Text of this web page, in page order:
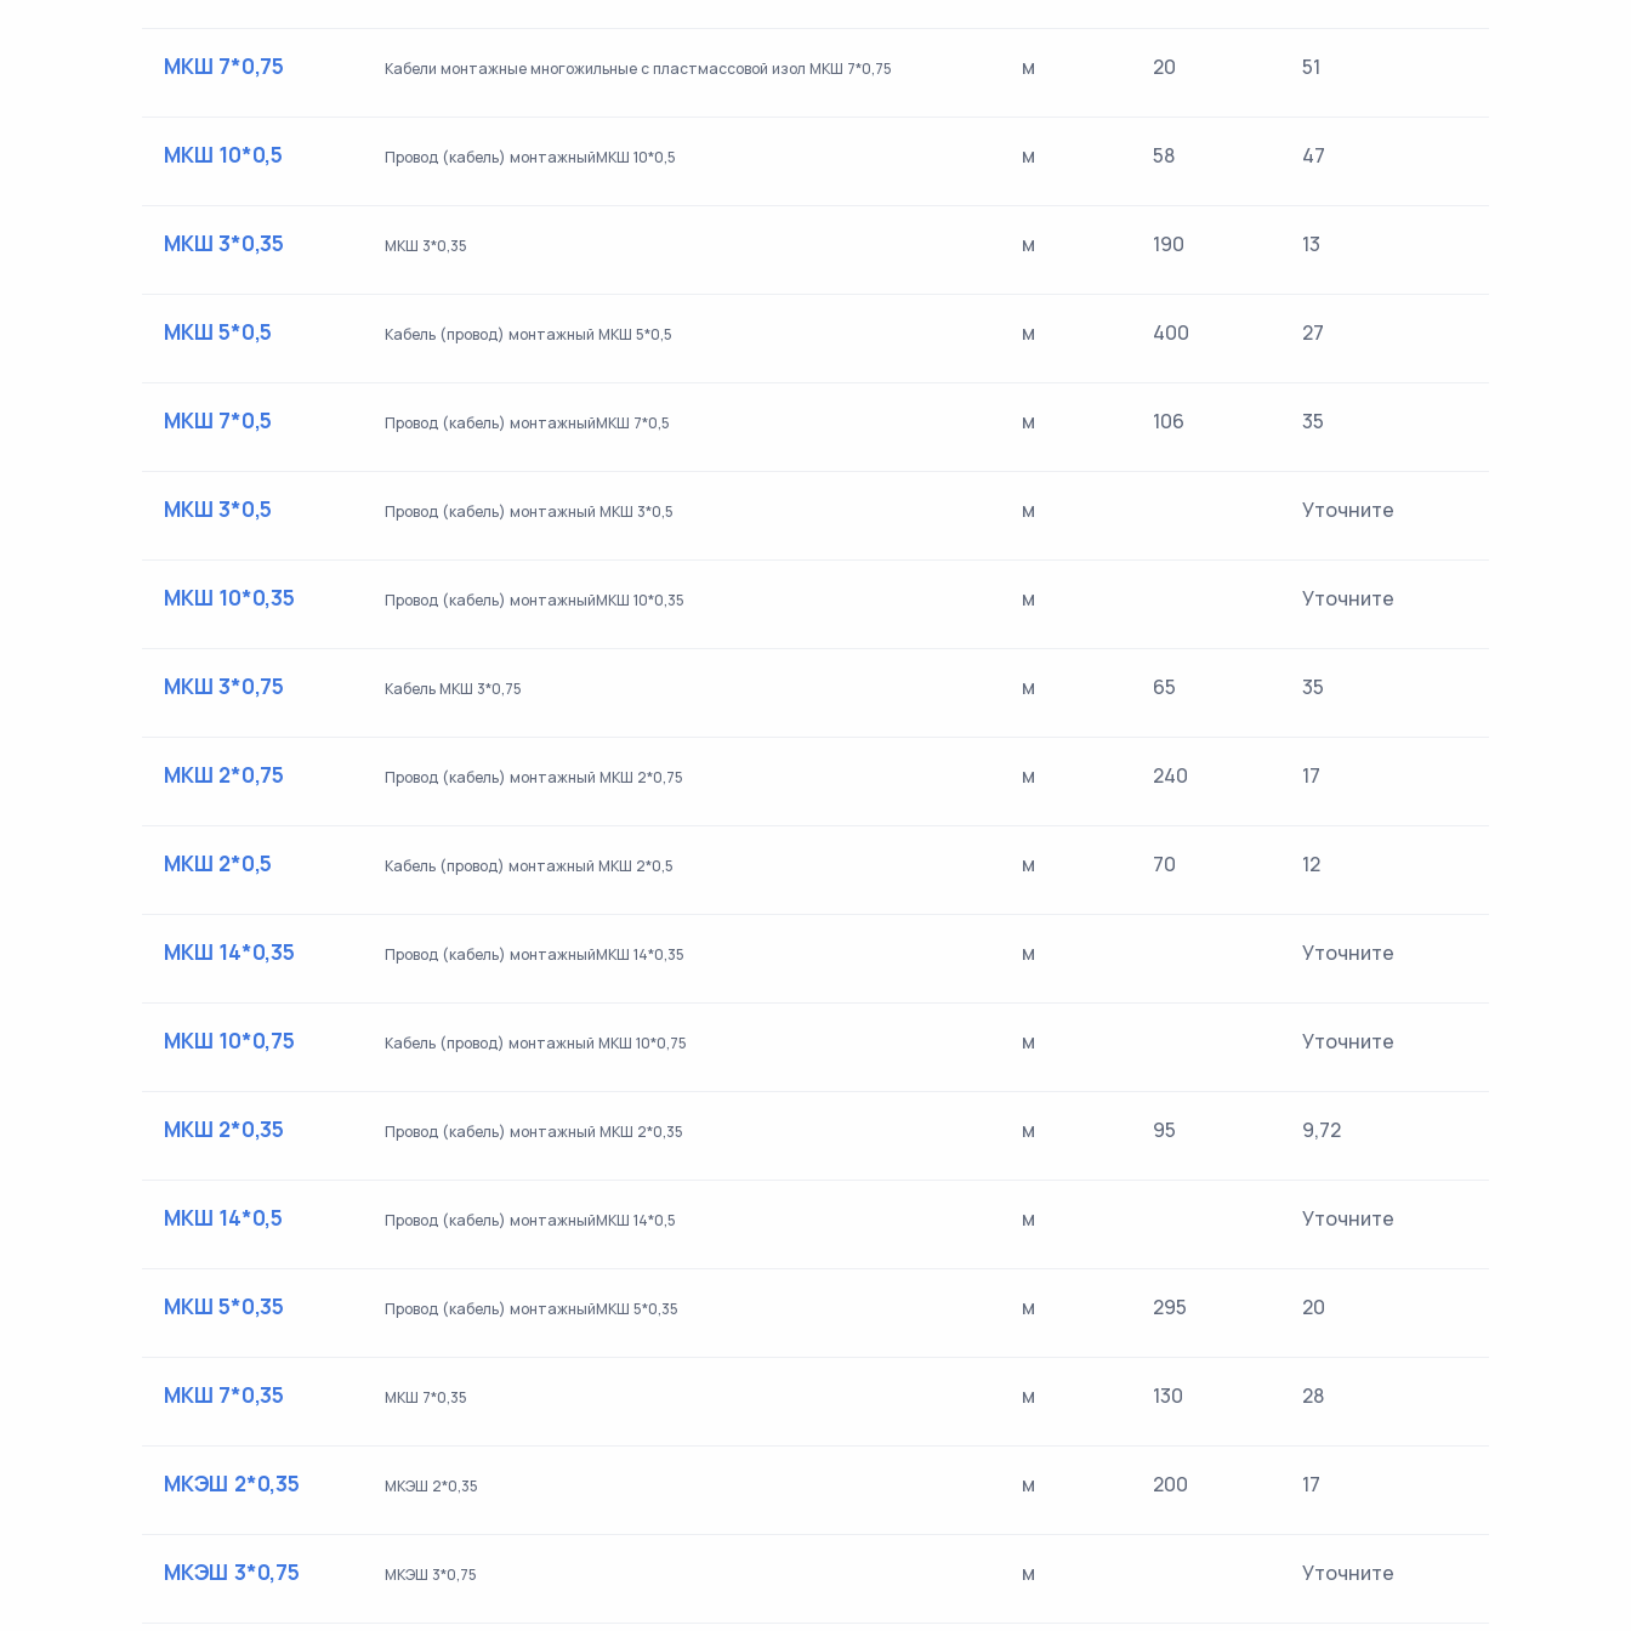
МКШ 7*0,75 Кабели монтажные многожильные с пластмассовой изол МКШ 7*0,75 м 20 51
МКШ 10*0,5 Провод (кабель) монтажныйМКШ 10*0,5 м 58 47
МКШ 3*0,35 МКШ 3*0,35 м 190 13
МКШ 5*0,5 Кабель (провод) монтажный МКШ 5*0,5 м 400 27
МКШ 7*0,5 Провод (кабель) монтажныйМКШ 7*0,5 м 106 35
МКШ 3*0,5 Провод (кабель) монтажный МКШ 3*0,5 м Уточните
МКШ 10*0,35 Провод (кабель) монтажныйМКШ 10*0,35 м Уточните
МКШ 3*0,75 Кабель МКШ 3*0,75 м 65 35
МКШ 2*0,75 Провод (кабель) монтажный МКШ 2*0,75 м 240 17
МКШ 2*0,5 Кабель (провод) монтажный МКШ 2*0,5 м 70 12
МКШ 14*0,35 Провод (кабель) монтажныйМКШ 14*0,35 м Уточните
МКШ 10*0,75 Кабель (провод) монтажный МКШ 10*0,75 м Уточните
МКШ 2*0,35 Провод (кабель) монтажный МКШ 2*0,35 м 95 9,72
МКШ 14*0,5 Провод (кабель) монтажныйМКШ 14*0,5 м Уточните
МКШ 5*0,35 Провод (кабель) монтажныйМКШ 5*0,35 м 295 20
МКШ 7*0,35 МКШ 7*0,35 м 130 28
МКЭШ 2*0,35 МКЭШ 2*0,35 м 200 17
МКЭШ 3*0,75 МКЭШ 3*0,75 м Уточните